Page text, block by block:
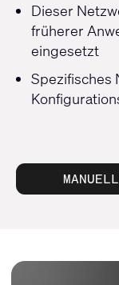
Dieser
früherer
eingesetzt
Spezifisches